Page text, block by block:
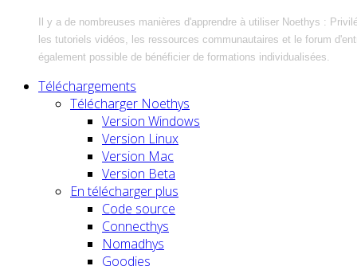
Il y a de nombreuses manières d'apprendre à utiliser Noethys :
les tutoriels vidéos, les ressources communautaires et le forum
également possible de bénéficier de formations individualisées.
Téléchargements
Télécharger Noethys
Version Windows
Version Linux
Version Mac
Version Beta
En télécharger plus
Code source
Connecthys
Nomadhys
Goodies